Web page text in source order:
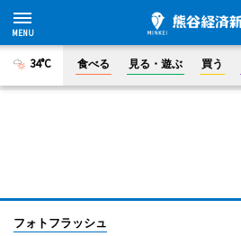
34°C 食べる 見る・遊ぶ 買う
フォトフラッシュ